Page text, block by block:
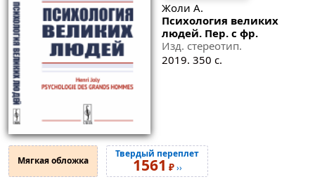
Жоли А.
Психология великих
людей. Пер. с фр.
Изд. стереотип.
2019. 350 с.
Мягкая обложка
Твердый переплет
1561 ₽››